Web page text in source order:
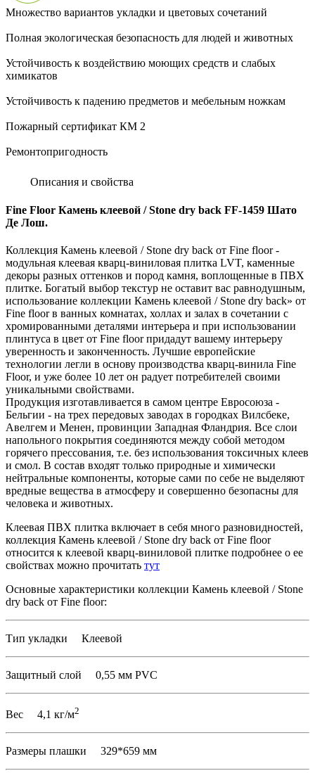
Множество вариантов укладки и цветовых сочетаний
Полная экологическая безопасность для людей и животных
Устойчивость к воздействию моющих средств и слабых
химикатов
Устойчивость к падению предметов и мебельным ножкам
Пожарный сертификат КМ 2
Ремонтопригодность
Описания и свойства
Fine Floor Камень клеевой / Stone dry back FF-1459 Шато
Де Лош.
Коллекция Камень клеевой / Stone dry back от Fine floor -
модульная клеевая кварц-виниловая плитка LVT, каменные
декоры разных оттенков и пород камня, воплощенные в ПВХ
плитке. Богатый выбор текстур не оставит вас равнодушным,
использование коллекции Камень клеевой / Stone dry back» от
Fine floor в ванных комнатах, холлах и залах в сочетании с
хромированными деталями интерьера и при использовании
плинтуса в цвет от Fine floor придадут вашему интерьеру
уверенность и законченность. Лучшие европейские
технологии легли в основу производства кварц-винила Fine
Floor, и уже более 10 лет он радует потребителей своими
уникальными свойствами.
Продукция изготавливается в самом центре Евросоюза -
Бельгии - на трех передовых заводах в городках Вилсбеке,
Авелгем и Менен, провинции Западная Фландрия. Все слои
напольного покрытия соединяются между собой методом
горячего прессования, т.е. без использования токсичных клеев
и смол. В состав входят только природные и химически
нейтральные компоненты, которые сами по себе не выделяют
вредные вещества в атмосферу и совершенно безопасны для
человека и животных.
Клеевая ПВХ плитка включает в себя много разновидностей,
коллекция Камень клеевой / Stone dry back от Fine floor
относится к клеевой кварц-виниловой плитке подробнее о ее
свойствах можно прочитать тут
Основные характеристики коллекции Камень клеевой / Stone
dry back от Fine floor:
Тип укладки Клеевой
Защитный слой 0,55 мм PVC
Вес 4,1 кг/м2
Размеры плашки 329*659 мм